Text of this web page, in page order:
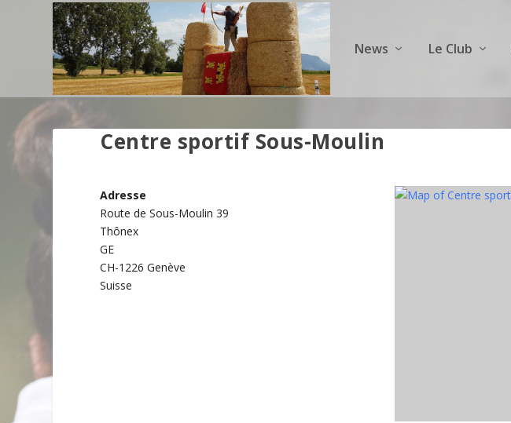
News Le Club
Centre sportif Sous-Moulin
Adresse
Route de Sous-Moulin 39
Thônex
GE
CH-1226 Genève
Suisse